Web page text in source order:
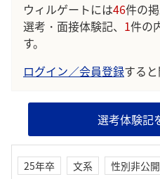
ウィルゲートには46件の
選考・面接体験記、 1件の
す。
ログイン／会員登録すると
選考体験記
25年卒 文系
性別非公開